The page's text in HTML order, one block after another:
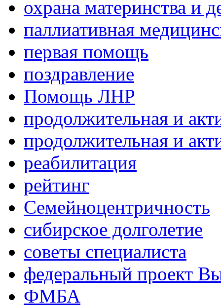
охрана материнства и
паллиативная
первая помощь
поздравление
Помощь ЛНР
продолжительная и
продолжительная и
реабилитация
рейтинг
Семейноцентричность
сибирское долголетие
советы специалиста
федеральный проект
ФМБА